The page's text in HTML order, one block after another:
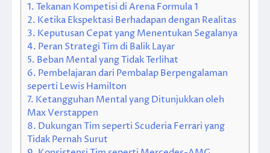
1.Tekanan Kompetisi di Arena Formula 1
2. Ketika Ekspektasi Berhadapan dengan Realitas
3. Keputusan Cepat yang Menentukan Segalanya
4. Peran Strategi Tim di Balik Layar
5. Beban Mental yang Tidak Terlihat
6. Pembelajaran dari Pembalap Berpengalaman
seperti Lewis Hamilton
7. Ketangguhan Mental yang Ditunjukkan oleh
Max Verstappen
8. Dukungan Tim seperti Scuderia Ferrari yang
Tidak Pernah Surut